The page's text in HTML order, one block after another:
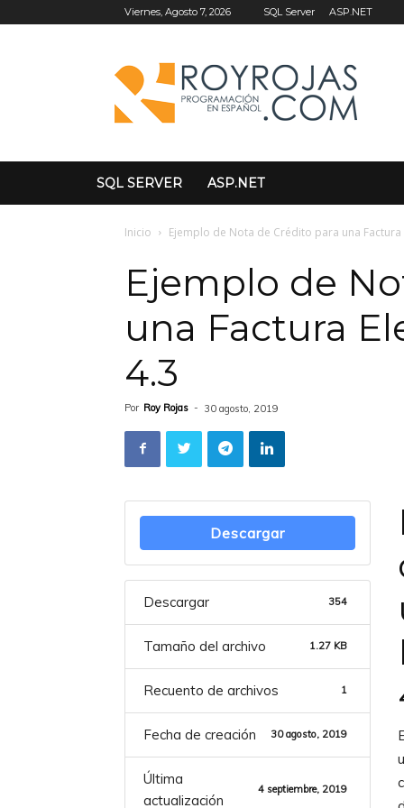
Viernes, Agosto 7, 2026 SQL Server ASP.NET
SQL SERVER ASP.NET
Inicio Ejemplo de Nota de Crédito para una
Ejemplo de
una Factura
4.3
Por Roy Rojas - 30 agosto, 2019
Descargar
Descargar 354
Tamaño del archivo 1.27 KB
Recuento de archivos 1
Fecha de creación 30 agosto, 2019
Última
actualización
4 septiembre, 2019